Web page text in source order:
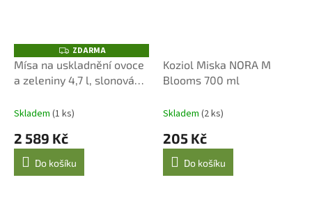
Z
D
A
R
M
ZDARMA
Mísa na uskladnění ovoce
a zeleniny 4,7 l, slonová
Skladem (1 ks)
2 589 Kč
Do košíku
Koziol Miska NORA M
Blooms 700 ml
Skladem (2 ks)
205 Kč
Do košíku